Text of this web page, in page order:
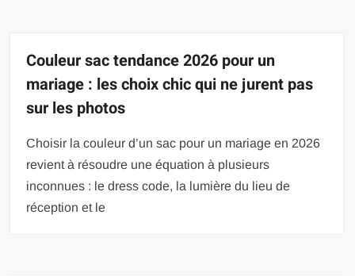
Couleur sac tendance 2026 pour un
mariage : les choix chic qui ne jurent pas
sur les photos
Choisir la couleur d’un sac pour un mariage en 2026
revient à résoudre une équation à plusieurs
inconnues : le dress code, la lumière du lieu de
réception et le